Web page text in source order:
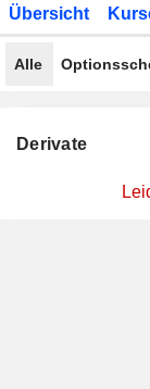
Übersicht
Alle
Derivate